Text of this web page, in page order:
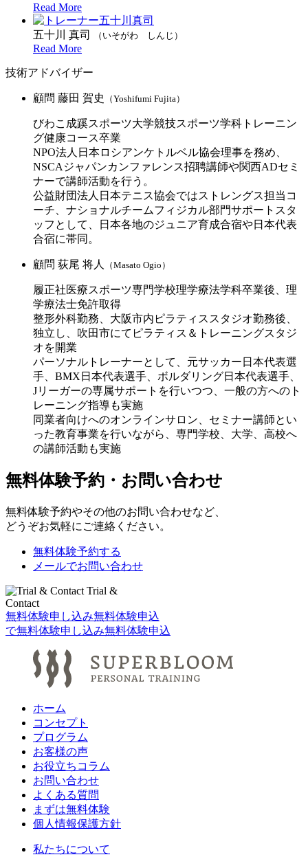
Read More
五十川 真司 （いそがわ しんじ）
Read More
技術アドバイザー
顧問 藤田 賀史 （Yoshifumi Fujita）
びわこ成蹊スポーツ大学競技スポーツ学科トレーニン
グ健康コース卒業
NPO法人日本ロシアンケトルベル協会理事を務め、
NSCAジャパンカンファレンス招聘講師や関西ADセミ
ナーで講師活動を行う。
公益財団法人日本テニス協会ではストレングス担当コ
ーチ、ナショナルチームフィジカル部門サポートスタ
ッフとして、日本各地のジュニア育成合宿や日本代表
合宿に帯同。
顧問 荻尾 将人 （Masato Ogio）
履正社医療スポーツ専門学校理学療法学科卒業後、理
学療法士免許取得
︎整形外科勤務、大阪市内ピラティススタジオ勤務後、
独立し、吹田市にてピラティス＆トレーニングスタジ
オを開業
パーソナルトレーナーとして、元サッカー日本代表選
手、BMX日本代表選手、ボルダリング日本代表選手、
Jリーガーの専属サポートを行いつつ、一般の方へのト
レーニング指導も実施
︎同業者向けへのオンラインサロン、セミナー講師とい
った教育事業を行いながら、専門学校、大学、高校へ
の講師活動も実施
無料体験予約・お問い合わせ
無料体験予約やその他のお問い合わせなど、
どうぞお気軽にご連絡ください。
無料体験予約する
メールでお問い合わせ
Trial &
Contact
無料体験申し込み無料体験申込
で無料体験申し込み無料体験申込
ホーム
コンセプト
プログラム
お客様の声
お役立ちコラム
お問い合わせ
よくある質問
まずは無料体験
個人情報保護方針
私たちについて